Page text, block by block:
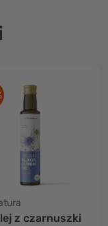
z czarnuszki